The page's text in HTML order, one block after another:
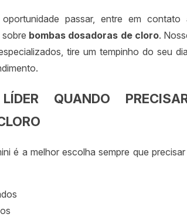
passar, entre em contato
bombas dosadoras de cloro.
tire um tempinho do seu
LÍDER QUANDO
é a melhor escolha sempre que precisar